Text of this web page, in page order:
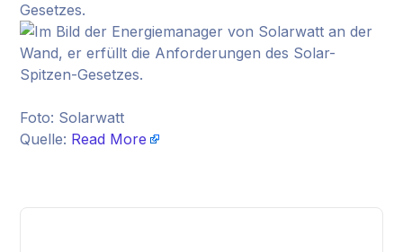
Gesetzes.
Foto: Solarwatt
Quelle: Read More